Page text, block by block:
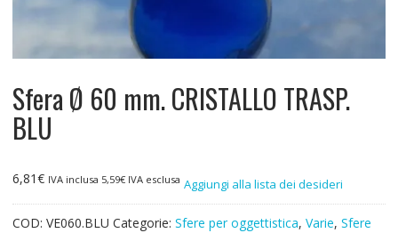
Sfera Ø 60 mm. CRISTALLO TRASP.
BLU
6,81€ IVA inclusa 5,59€IVA esclusa Aggiungi alla lista dei desideri
COD: VE060.BLU Categorie: Sfere per oggettistica, Varie, Sfere